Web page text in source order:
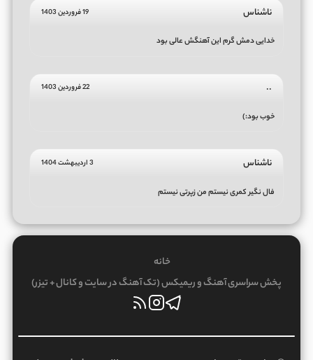
ناشناس 19 فروردین 1403
خدایی دمش گرم این آهنگش عالی بود
.. 22 فروردین 1403
خوب بود:)
ناشناس 3 اردیبهشت 1404
فال نگیر کمری نیستم من زپرتی نیستم
خانه
پخش سراسری آهنگ و ریمیکس (تک آهنگ در سایت و کانال + تیزر)